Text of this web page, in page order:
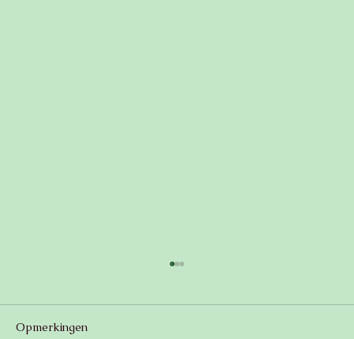
Opmerkingen